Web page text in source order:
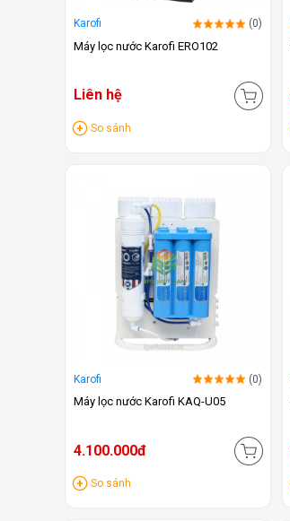
Karofi (0)
Máy lọc nước Karofi ERO102
Liên hệ
So sánh
Karofi (0)
Máy lọc nước Karofi KAQ-U05
4.100.000đ
So sánh